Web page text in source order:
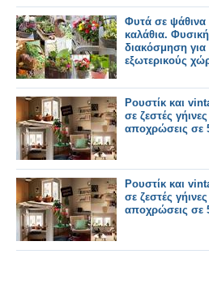
Φυτά σε ψάθινα
καλάθια. Φυσική
διακόσμηση για
εξωτερικούς
Ρουστίκ και
σε ζεστές γήινες
αποχρώσεις σε
Ρουστίκ και
σε ζεστές γήινες
αποχρώσεις σε